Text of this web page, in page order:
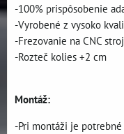
-100% prispôsobenie
-Vyrobené z vysoko
-Frezovanie na CNC
-Rozteč kolies +2 cm
Montáž:
-Pri montáži je